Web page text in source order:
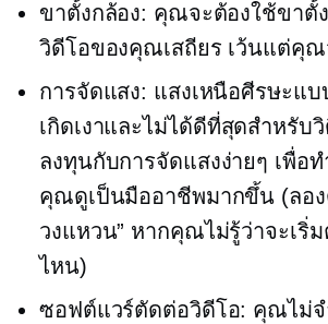
ขาตั้งกล้อง: คุณจะต้องใช้ขาตั้
วิดีโอของคุณเสถียร เว้นแต่คุณ
การจัดแสง: แสงเหนือศีรษะแบ
เกิดเงาและไม่ได้ดีที่สุดสำหรับ
ลงทุนกับการจัดแสงง่ายๆ เพื่อ
คุณดูเป็นมืออาชีพมากขึ้น (ลอง
วงแหวน” หากคุณไม่รู้ว่าจะเริ่
ไหน)
ซอฟต์แวร์ตัดต่อวิดีโอ: คุณไม่จ